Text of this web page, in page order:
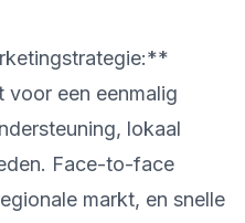
voor een eenmalig
lokaal
Face-to-face
markt, en snelle